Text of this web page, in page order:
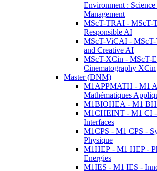
Environment :
Management
MScT-TRAI - MScT-
Responsible AI
MScT-ViCAI -
and Creative AI
MScT-XCin - MScT-
Cinematography XCin
Master (DNM)
M1APPMATH - M1
Mathématiques
M1BIOHEA - M1 BH
M1CHEINT - M1 CI
Interfaces
M1CPS - M1 CPS -
Physique
M1HEP - M1 HEP -
Energies
M1IES - M1 IES -